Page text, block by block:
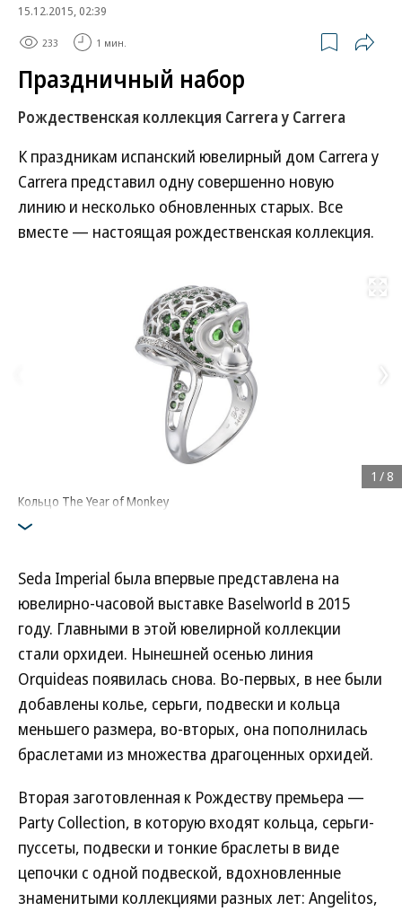
15.12.2015, 02:39
233 1 мин.
Праздничный набор
Рождественская коллекция Carrera y Carrera
К праздникам испанский ювелирный дом Carrera y
Carrera представил одну совершенно новую
линию и несколько обновленных старых. Все
вместе — настоящая рождественская коллекция.
Кольцо The Year of Monkey
1 / 8
Seda Imperial была впервые представлена на
ювелирно-часовой выставке Baselworld в 2015
году. Главными в этой ювелирной коллекции
стали орхидеи. Нынешней осенью линия
Orquideas появилась снова. Во-первых, в нее были
добавлены колье, серьги, подвески и кольца
меньшего размера, во-вторых, она пополнилась
браслетами из множества драгоценных орхидей.
Вторая заготовленная к Рождеству премьера —
Party Collection, в которую входят кольца, серьги-
пуссеты, подвески и тонкие браслеты в виде
цепочки с одной подвеской, вдохновленные
знаменитыми коллекциями разных лет: Angelitos,